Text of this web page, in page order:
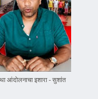
आंदोलनाचा इशारा - सुशांत